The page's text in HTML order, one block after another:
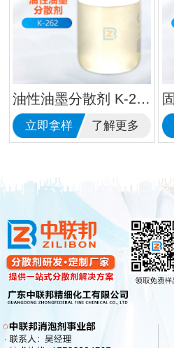
油性油墨分散剂 K-262
立即拿样 了解更多